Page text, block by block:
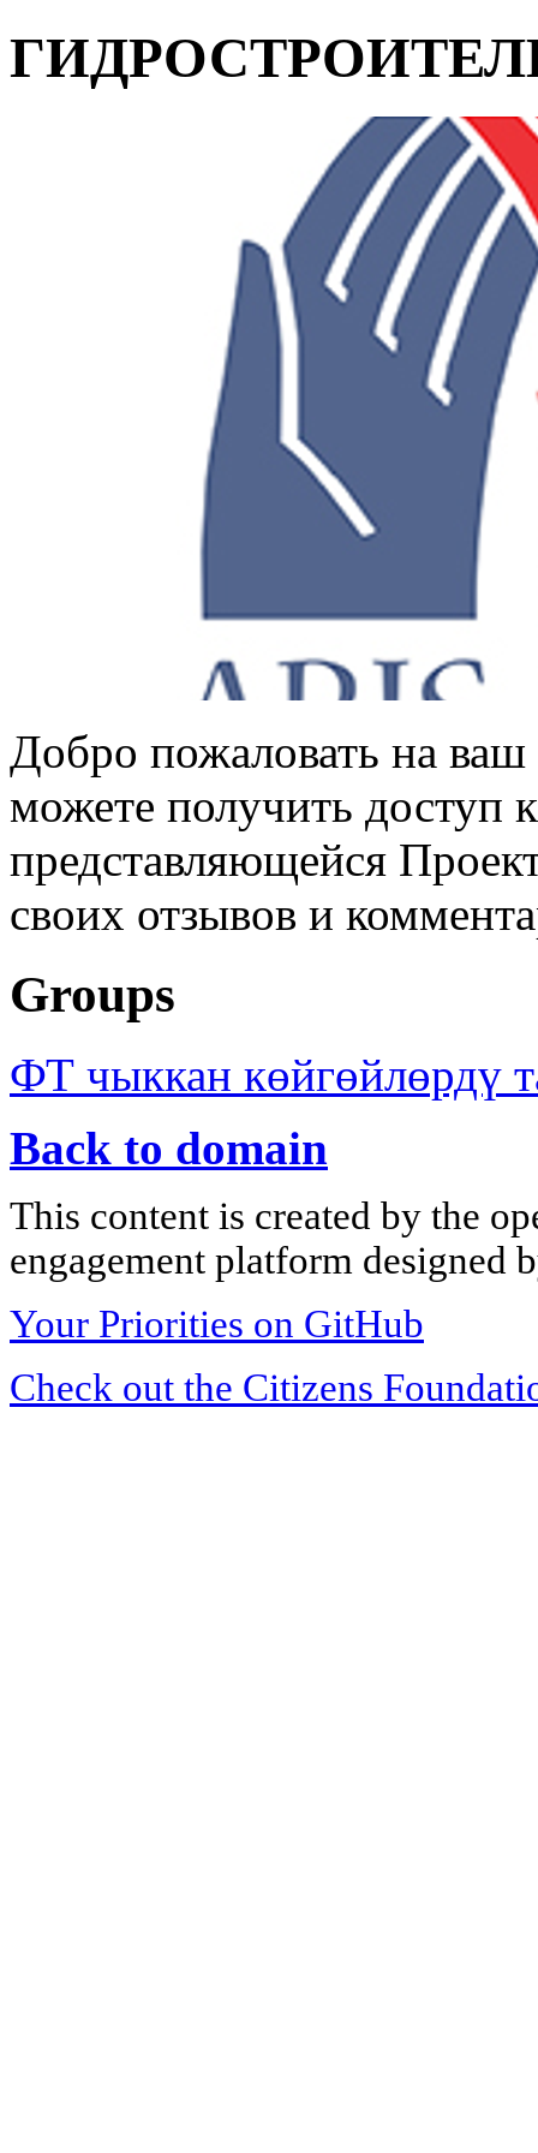
Добро пожаловать на
можете получить доступ
представляющейся
своих отзывов и
Groups
ФТ чыккан көйгөйлөрдү
Back to domain
This content is created by the
engagement platform designed
Your Priorities on GitHub
Check out the Citizens